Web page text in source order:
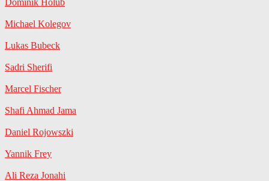
Michael Kolegov
Lukas Bubeck
Sadri Sherifi
Marcel Fischer
Shafi Ahmad Jama
Daniel Rojowszki
Yannik Frey
Ali Reza Jonahi